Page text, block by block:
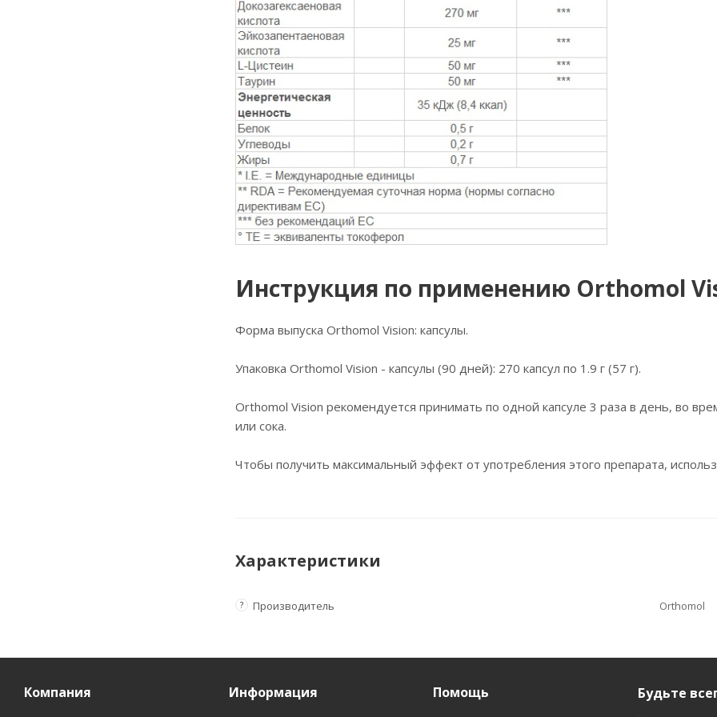
Инструкция по применению Orthomol
Форма выпуска Orthomol Vision: капсулы.
Упаковка Orthomol Vision - капсулы (90 дней): 270 капсул по 1.9 г (57 г).
Orthomol Vision рекомендуется принимать по одной капсуле 3 раза в день, во
или сока.
Чтобы получить максимальный эффект от употребления этого препарата,
Характеристики
? Производитель Orthomol
Компания Информация Помощь Будьте